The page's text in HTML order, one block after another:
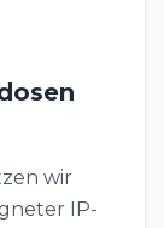
wir
IP-